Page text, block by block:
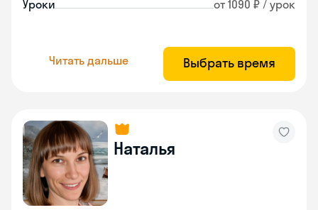
Уроки от 1090 ₽ / урок
Читать дальше Выбрать время
Наталья